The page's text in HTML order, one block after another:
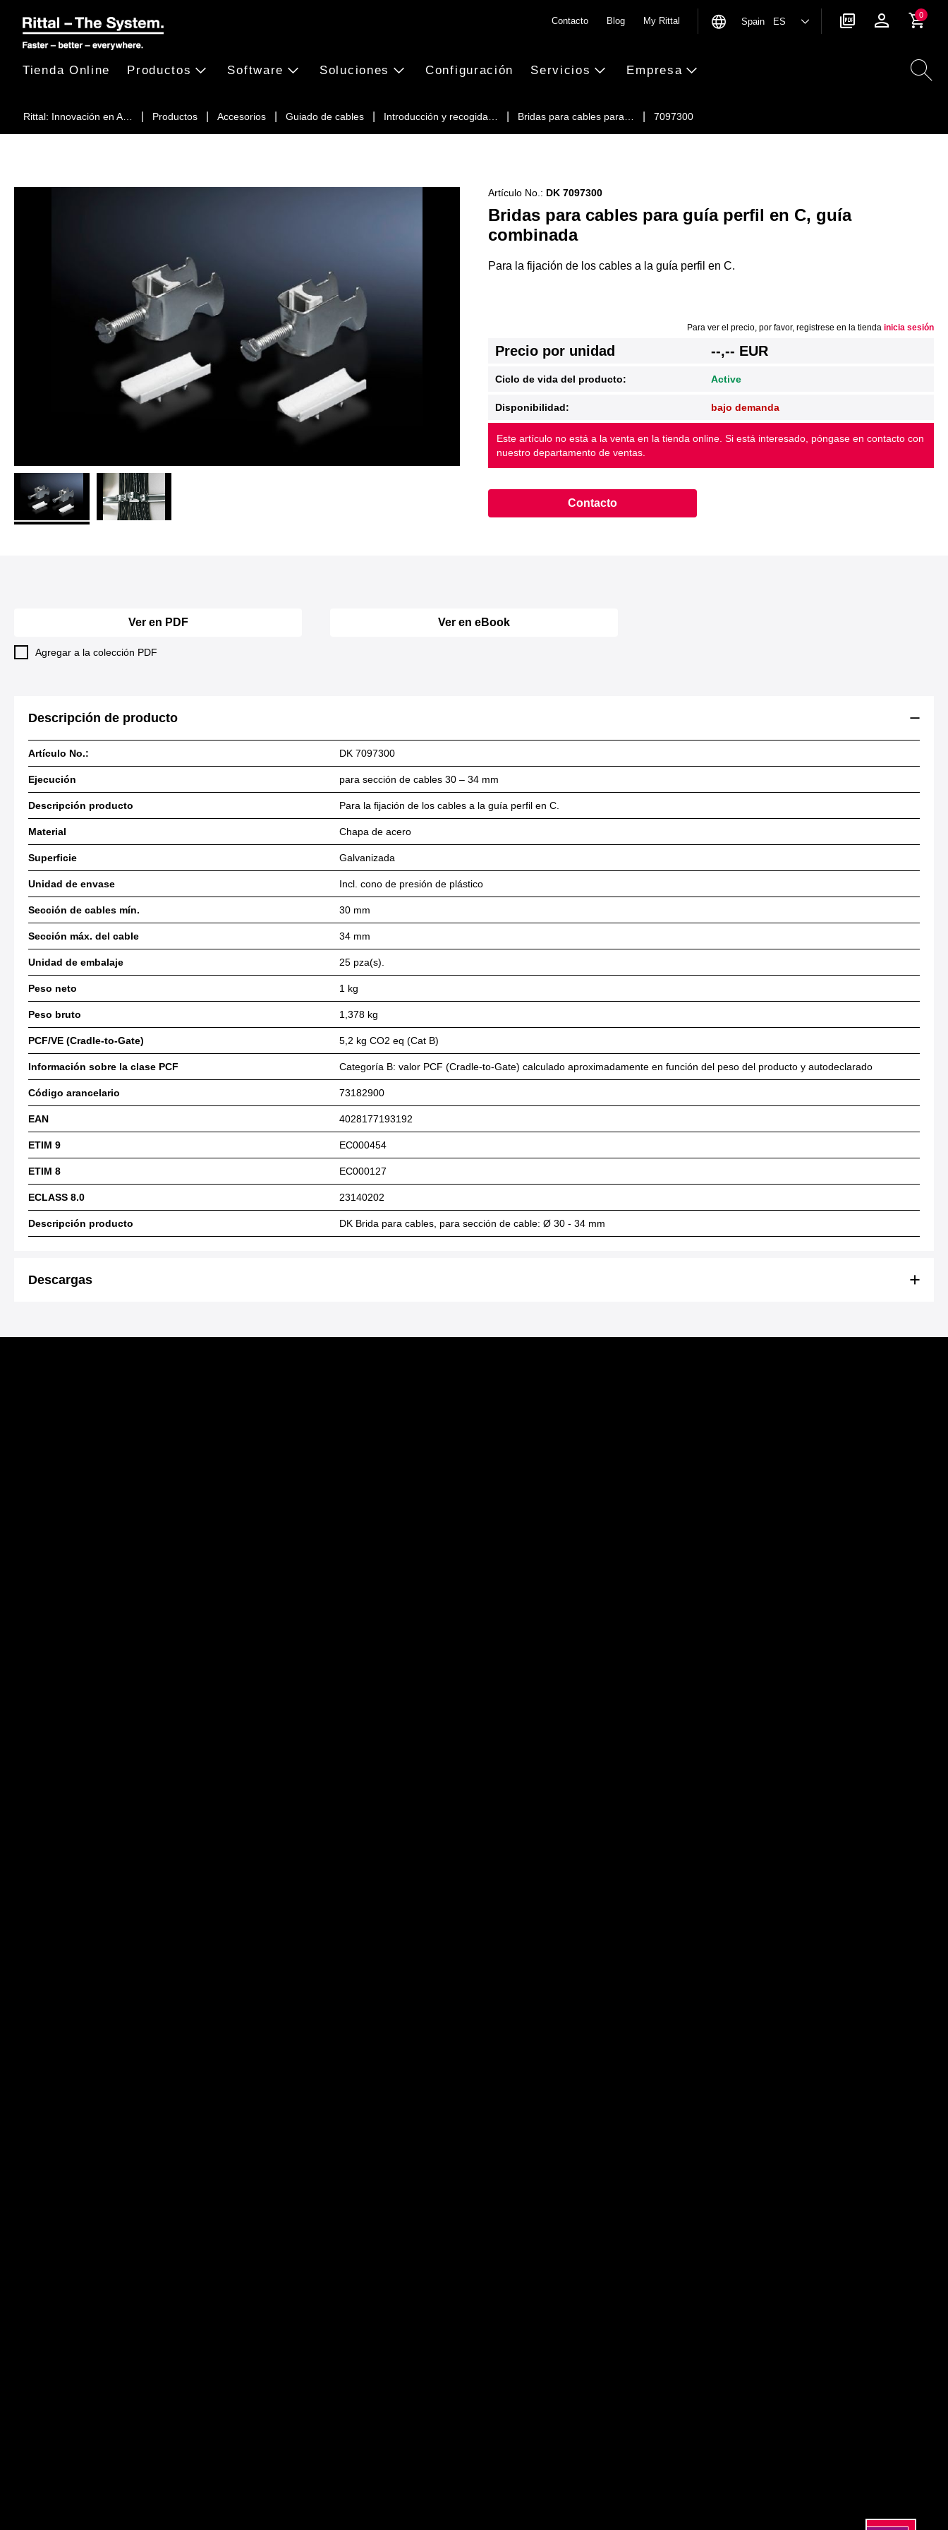
Rittal: Innovación en A… Productos Accesorios Guiado de cables Introducción y recogida… Bridas para cables para… 7097300
Tienda Online Productos Software Soluciones Configuración Servicios Empresa
Contacto Blog My Rittal Spain ES
0
Bridas para cables para guía perfil en C, guía
combinada
Artículo No.: DK 7097300
Para la fijación de los cables a la guía perfil en C.
Para ver el precio, por favor, registrese en la tienda inicia sesión
Precio por unidad --,-- EUR
Ciclo de vida del producto: Active
Disponibilidad: bajo demanda
Este artículo no está a la venta en la tienda online. Si está interesado, póngase en contacto con
nuestro departamento de ventas.
Contacto
Ver en PDF
Agregar a la colección PDF
Ver en eBook
Descripción de producto
Artículo No.: DK 7097300
Ejecución para sección de cables 30 – 34 mm
Descripción producto Para la fijación de los cables a la guía perfil en C.
Material Chapa de acero
Superficie Galvanizada
Unidad de envase Incl. cono de presión de plástico
Sección de cables mín. 30 mm
Sección máx. del cable 34 mm
Unidad de embalaje 25 pza(s).
Peso neto 1 kg
Peso bruto 1,378 kg
PCF/VE (Cradle-to-Gate) 5,2 kg CO2 eq (Cat B)
Información sobre la clase PCF Categoría B: valor PCF (Cradle-to-Gate) calculado aproximadamente en función del peso del producto y autodeclarado
Código arancelario 73182900
EAN 4028177193192
ETIM 9 EC000454
ETIM 8 EC000127
ECLASS 8.0 23140202
Descripción producto DK Brida para cables, para sección de cable: Ø 30 - 34 mm
Descargas